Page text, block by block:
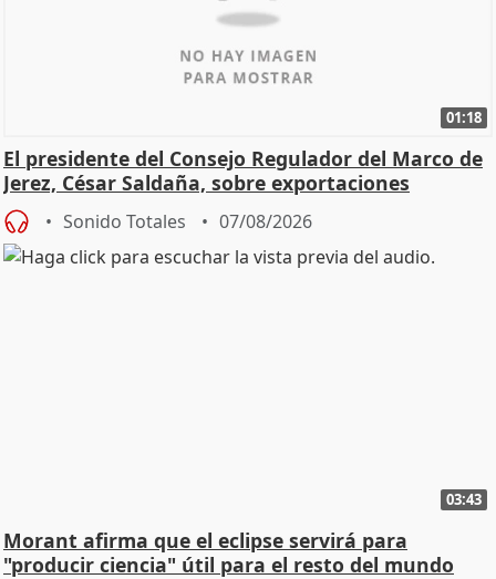
01:18
El presidente del Consejo Regulador del Marco de
Jerez, César Saldaña, sobre exportaciones
Sonido Totales 07/08/2026
03:43
Morant afirma que el eclipse servirá para
"producir ciencia" útil para el resto del mundo